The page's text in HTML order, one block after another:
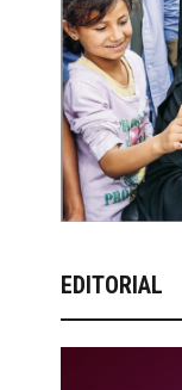
EDITORIAL